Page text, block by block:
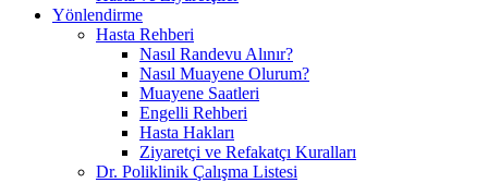
Yönlendirme
Hasta Rehberi
Nasıl Randevu Alınır?
Nasıl Muayene Olurum?
Muayene Saatleri
Engelli Rehberi
Hasta Hakları
Ziyaretçi ve Refakatçı Kuralları
Dr. Poliklinik Çalışma Listesi